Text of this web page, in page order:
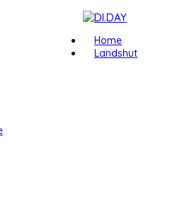
Home
Landshut